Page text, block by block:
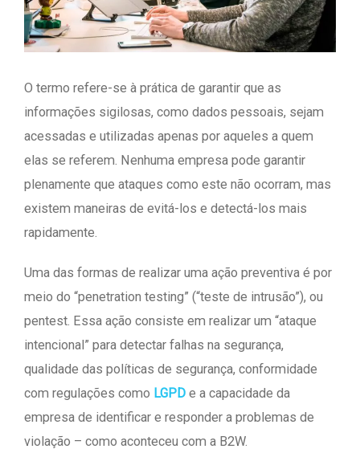
O termo refere-se à prática de garantir que as
informações sigilosas, como dados pessoais, sejam
acessadas e utilizadas apenas por aqueles a quem
elas se referem. Nenhuma empresa pode garantir
plenamente que ataques como este não ocorram, mas
existem maneiras de evitá-los e detectá-los mais
rapidamente.
Uma das formas de realizar uma ação preventiva é por
meio do “penetration testing” (“teste de intrusão”), ou
pentest. Essa ação consiste em realizar um “ataque
intencional” para detectar falhas na segurança,
qualidade das políticas de segurança, conformidade
com regulações como LGPD e a capacidade da
empresa de identificar e responder a problemas de
violação – como aconteceu com a B2W.